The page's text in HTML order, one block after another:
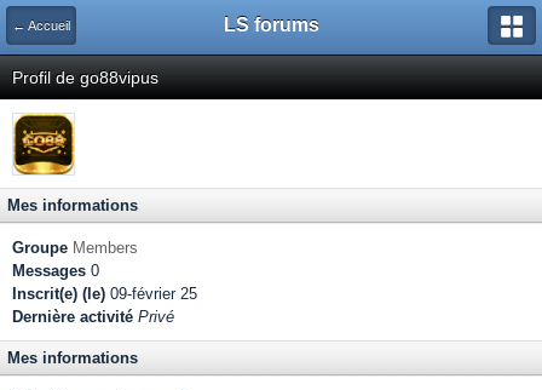
← Accueil LS forums
Profil de go88vipus
Mes informations
Groupe Members
Messages 0
Inscrit(e) (le) 09-février 25
Dernière activité Privé
Mes informations